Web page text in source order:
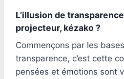
L’illusion de
projecteur, kézako ?
Commençons par les
transparence, c’est cette
pensées et émotions sont